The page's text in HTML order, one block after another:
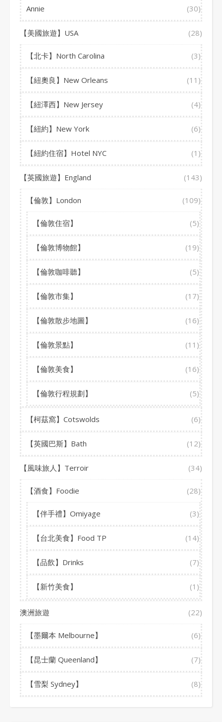
Annie (30)
【美國旅遊】USA (28)
【北卡】North Carolina (3)
【紐奧良】New Orleans (11)
【紐澤西】New Jersey (4)
【紐約】New York (6)
【紐約住宿】Hotel NYC (1)
【英國旅遊】England (143)
【倫敦】London (109)
【倫敦住宿】 (5)
【倫敦博物館】 (19)
【倫敦咖啡聽】 (5)
【倫敦市集】 (17)
【倫敦散步地圖】 (16)
【倫敦景點】 (11)
【倫敦美食】 (16)
【倫敦行程規劃】 (5)
【柯茲窩】Cotswolds (6)
【英國巴斯】Bath (12)
【風味旅人】Terroir (34)
【酒食】Foodie (28)
【伴手禮】Omiyage (3)
【台北美食】Food TP (14)
【品飲】Drinks (7)
【新竹美食】 (1)
澳洲旅遊 (22)
【墨爾本 Melbourne】 (6)
【昆士蘭 Queenland】 (7)
【雪梨 Sydney】 (8)